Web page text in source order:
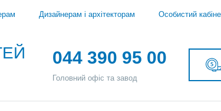
Дизайнерам і архітекторам Особистий
044 390 95 00
Головний офіс та завод